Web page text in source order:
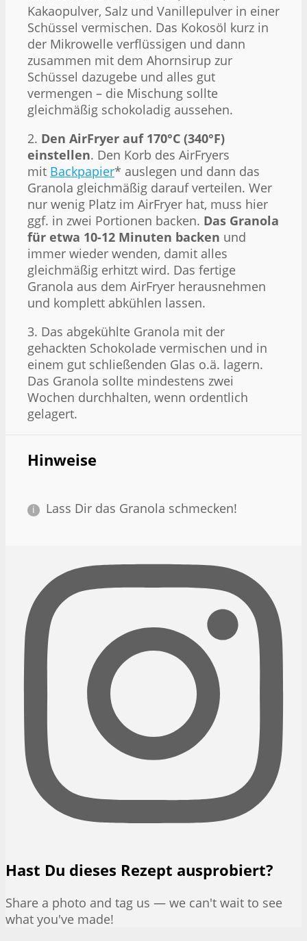
Kakaopulver, Salz und Vanillepulver in einer
Schüssel vermischen. Das Kokosöl kurz in
der Mikrowelle verflüssigen und dann
zusammen mit dem Ahornsirup zur
Schüssel dazugebe und alles gut
vermengen – die Mischung sollte
gleichmäßig schokoladig aussehen.
2. Den AirFryer auf 170°C (340°F)
einstellen. Den Korb des AirFryers
mit Backpapier* auslegen und dann das
Granola gleichmäßig darauf verteilen. Wer
nur wenig Platz im AirFryer hat, muss hier
ggf. in zwei Portionen backen. Das Granola
für etwa 10-12 Minuten backen und
immer wieder wenden, damit alles
gleichmäßig erhitzt wird. Das fertige
Granola aus dem AirFryer herausnehmen
und komplett abkühlen lassen.
3. Das abgekühlte Granola mit der
gehackten Schokolade vermischen und in
einem gut schließenden Glas o.ä. lagern.
Das Granola sollte mindestens zwei
Wochen durchhalten, wenn ordentlich
gelagert.
Hinweise
Lass Dir das Granola schmecken!
Hast Du dieses Rezept ausprobiert?
Share a photo and tag us — we can't wait to see
what you've made!